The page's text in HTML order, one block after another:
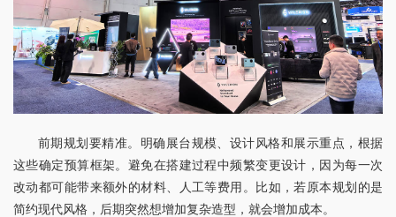
前期规划要精准。明确展台规模、设计风格和展示重点，根据
这些确定预算框架。避免在搭建过程中频繁变更设计，因为每一次
改动都可能带来额外的材料、人工等费用。比如，若原本规划的是
简约现代风格，后期突然想增加复杂造型，就会增加成本。